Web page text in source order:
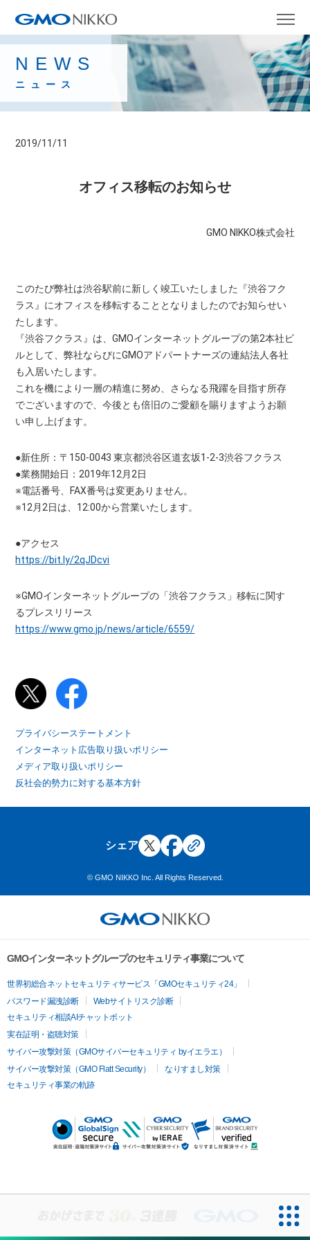
NEWS
ニュース
2019/11/11
オフィス移転のお知らせ
GMO NIKKO株式会社
このたび弊社は渋谷駅前に新しく竣工いたしました『渋谷フク
ラス』にオフィスを移転することとなりましたのでお知らせい
たします。
『渋谷フクラス』は、GMOインターネットグループの第2本社ビ
ルとして、弊社ならびにGMOアドパートナーズの連結法人各社
も入居いたします。
これを機により一層の精進に努め、さらなる飛躍を目指す所存
でございますので、今後とも倍旧のご愛顧を賜りますようお願
い申し上げます。
●新住所：〒150-0043 東京都渋谷区道玄坂1-2-3渋谷フクラス
●業務開始日：2019年12月2日
※電話番号、FAX番号は変更ありません。
※12月2日は、12:00から営業いたします。
●アクセス
https://bit.ly/2qJDcvi
※GMOインターネットグループの「渋谷フクラス」移転に関す
るプレスリリース
https://www.gmo.jp/news/article/6559/
プライバシーステートメント
インターネット広告取り扱いポリシー
メディア取り扱いポリシー
反社会的勢力に対する基本方針
シェア
© GMO NIKKO Inc. All Rights Reserved.
GMOインターネットグループのセキュリティ事業について
世界初総合ネットセキュリティサービス「GMOセキュリティ24」
パスワード漏洩診断
Webサイトリスク診断
セキュリティ相談AIチャットボット
実在証明・盗聴対策
サイバー攻撃対策（GMOサイバーセキュリティ byイエラエ）
サイバー攻撃対策（GMO Flatt Security）
なりすまし対策
セキュリティ事業の軌跡